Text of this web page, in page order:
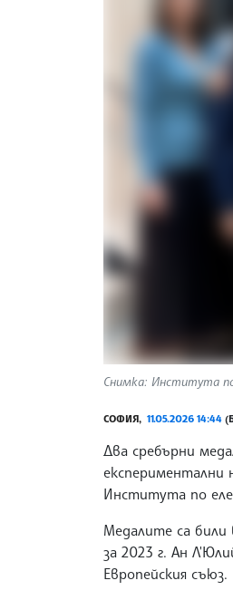
Снимка: Института
СОФИЯ, 11.05.2026 14:44
Два сребърни
експериментални
Института по
Медалите са били
за 2023 г. Ан
Европейския съюз.